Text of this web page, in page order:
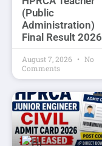
(Public
Administration)
Final Result 2026
August 7, 2026
No
Comments